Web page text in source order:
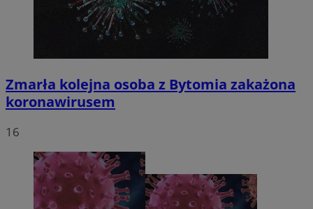
Zmarła kolejna osoba z Bytomia zakażona
koronawirusem
16